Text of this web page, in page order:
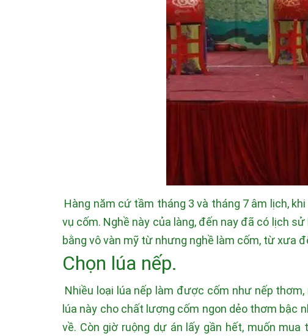
Hàng năm cứ tầm tháng 3 và tháng 7 âm lịch,
vụ cốm. Nghề này của làng, đến nay đã có lịch
bằng vô vàn mỹ từ nhưng nghề làm cốm, từ xưa
Chọn lúa nếp.
Nhiều loại lúa nếp làm được cốm như nếp
lúa này cho chất lượng cốm ngon dẻo thơm bậc
về. Còn giờ ruộng dự án lấy gần hết, muốn